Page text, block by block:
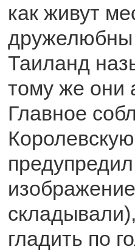
как живут
дружелюбны
Таиланд
тому же они
Главное
гладить по